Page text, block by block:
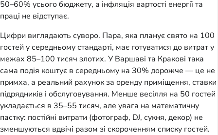
50–60% усього бюджету, а інфляція вартості енергії та
праці не відступає.
Цифри виглядають суворо. Пара, яка планує свято на 100
гостей у середньому стандарті, має готуватися до витрат у
межах 85–100 тисяч злотих. У Варшаві та Кракові така
сама подія коштує в середньому на 30% дорожче — це не
примха, а реальний рахунок за оренду приміщення, ставки
підрядників і обслуговування. Менше весілля на 50 гостей
укладається в 35–55 тисяч, але увага на математичну
пастку: постійні витрати (фотограф, DJ, сукня, декор) не
зменшуються вдвічі разом зі скороченням списку гостей.